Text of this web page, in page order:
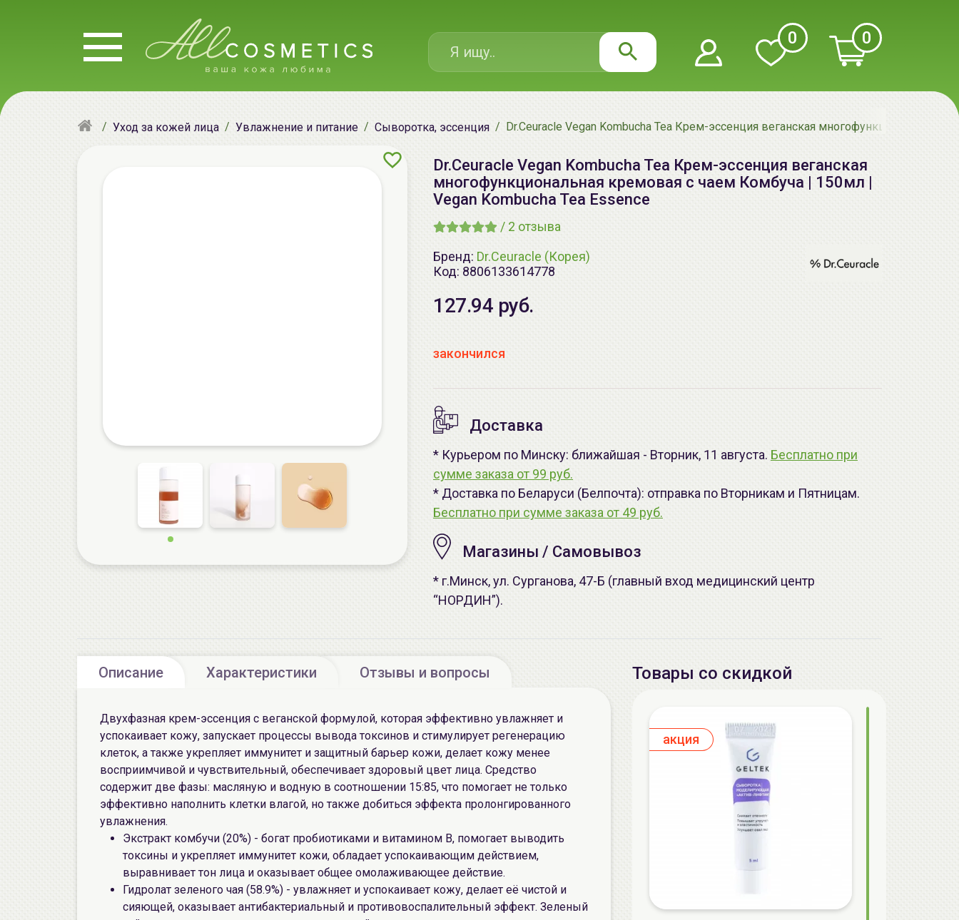
0 0
Уход за кожей лица Увлажнение и питание Сыворотка, эссенция Dr.Ceuracle Vegan Kombucha Tea Крем-эссенция веганская многофункциональная
Dr.Ceuracle Vegan Kombucha Tea Крем-эссенция веганская
многофункциональная кремовая с чаем Комбуча | 150мл |
Vegan Kombucha Tea Essence
/ 2 отзыва
Бренд: Dr.Ceuracle (Корея)
Код: 8806133614778
127.94 руб.
закончился
Доставка
* Курьером по Минску: ближайшая - Вторник, 11 августа. Бесплатно при
сумме заказа от 99 руб.
* Доставка по Беларуси (Белпочта): отправка по Вторникам и Пятницам.
Бесплатно при сумме заказа от 49 руб.
Магазины / Самовывоз
* г.Минск, ул. Сурганова, 47-Б (главный вход медицинский центр
“НОРДИН”).
Описание Характеристики Отзывы и вопросы
Двухфазная крем-эссенция с веганской формулой, которая эффективно увлажняет и
успокаивает кожу, запускает процессы вывода токсинов и стимулирует регенерацию
клеток, а также укрепляет иммунитет и защитный барьер кожи, делает кожу менее
восприимчивой и чувствительный, обеспечивает здоровый цвет лица. Средство
содержит две фазы: масляную и водную в соотношении 15:85, что помогает не только
эффективно наполнить клетки влагой, но также добиться эффекта пролонгированного
увлажнения.
Экстракт комбучи (20%) - богат пробиотиками и витамином B, помогает выводить
токсины и укрепляет иммунитет кожи, обладает успокаивающим действием,
выравнивает тон лица и оказывает общее омолаживающее действие.
Гидролат зеленого чая (58.9%) - увлажняет и успокаивает кожу, делает её чистой и
сияющей, оказывает антибактериальный и противовоспалительный эффект. Зеленый
Товары со скидкой
aкция